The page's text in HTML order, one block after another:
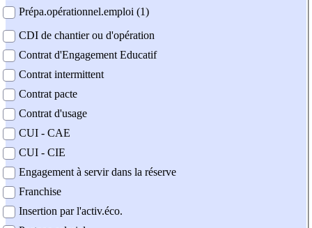
Prépa.opérationnel.emploi (1)
CDI de chantier ou d'opération
Contrat d'Engagement Educatif
Contrat intermittent
Contrat pacte
Contrat d'usage
CUI - CAE
CUI - CIE
Engagement à servir dans la réserve
Franchise
Insertion par l'activ.éco.